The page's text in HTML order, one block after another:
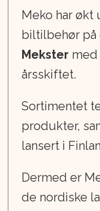
Meko har
biltilbehør
Mekster
årsskiftet.
Sortimentet
produkter,
lansert i
Dermed er
de nordiske